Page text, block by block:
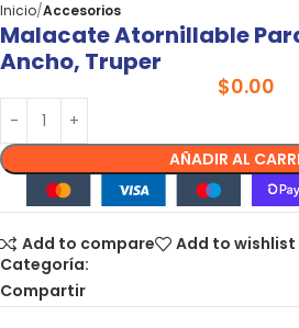
Inicio Accesorios
Malacate Atornillable
Ancho, Truper
$0.00
AÑADIR AL
Add to compare
Add to wishlist
Categoría:
Compartir